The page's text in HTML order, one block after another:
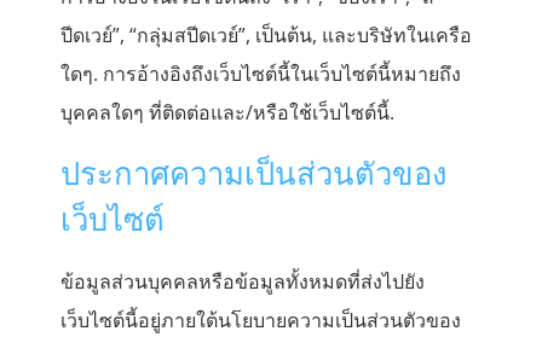
ปีดเวย์”, “กลุ่มสปีดเวย์”, เป็นต้น, และบริษัทในเครือ
ใดๆ. การอ้างอิงถึงเว็บไซต์นี้ในเว็บไซต์นี้หมายถึง
บุคคลใดๆ ที่ติดต่อและ/หรือใช้เว็บไซต์นี้.
ประกาศความเป็นส่วนตัวของ
เว็บไซต์
ข้อมูลส่วนบุคคลหรือข้อมูลทั้งหมดที่ส่งไปยัง
เว็บไซต์นี้อยู่ภายใต้นโยบายความเป็นส่วนตัวของ